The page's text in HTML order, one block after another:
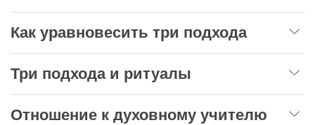
Как уравновесить три подхода
Три подхода и ритуалы
Отношение к духовному учителю